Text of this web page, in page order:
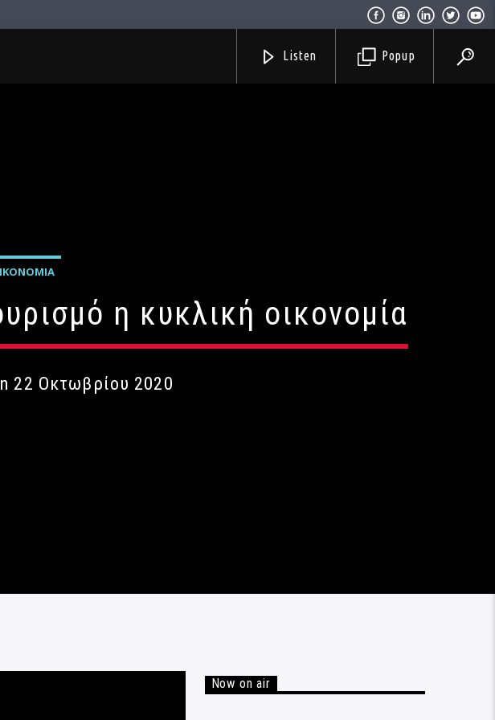
Popup
Listen
η κυκλική οικονομία
22 Οκτωβρίου 2020
Now on air